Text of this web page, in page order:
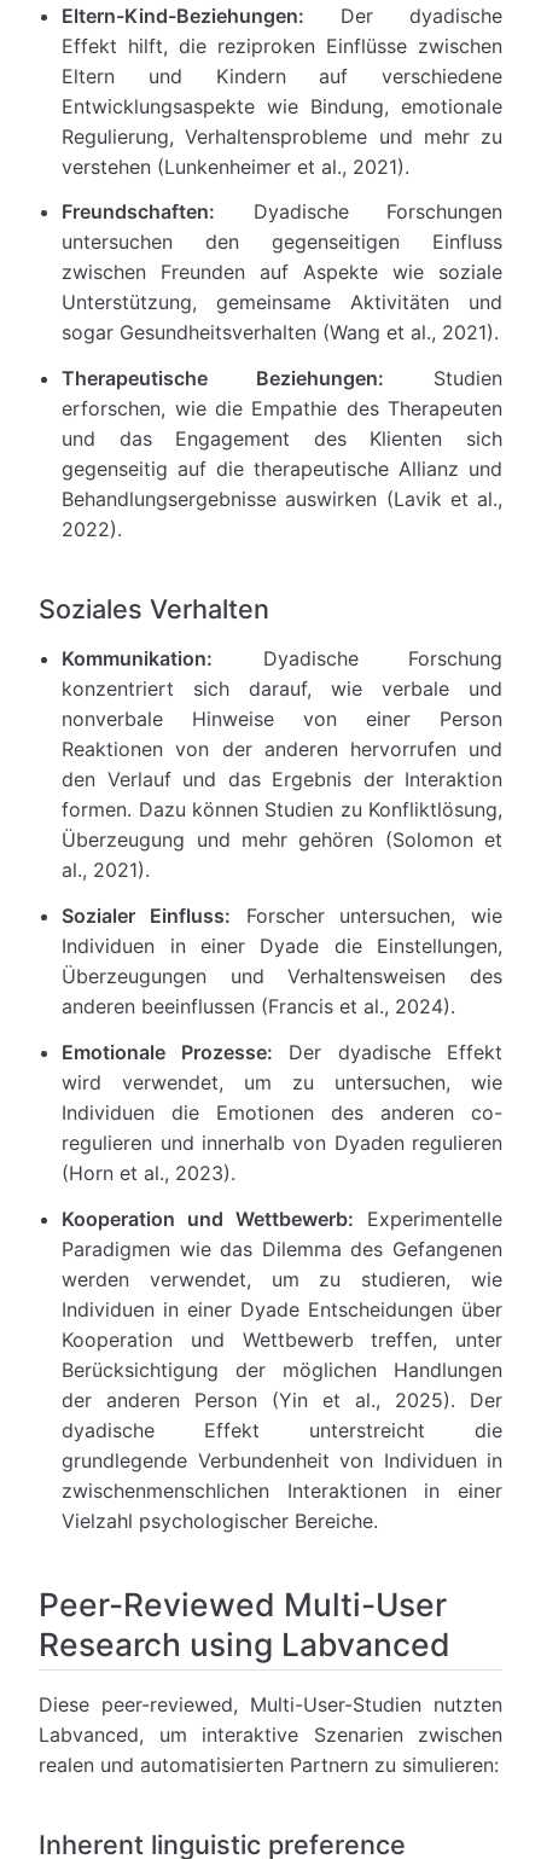
Eltern-Kind-Beziehungen: Der dyadische
Effekt hilft, die reziproken Einflüsse zwischen
Eltern und Kindern auf verschiedene
Entwicklungsaspekte wie Bindung, emotionale
Regulierung, Verhaltensprobleme und mehr zu
verstehen (Lunkenheimer et al., 2021).
Freundschaften: Dyadische Forschungen
untersuchen den gegenseitigen Einfluss
zwischen Freunden auf Aspekte wie soziale
Unterstützung, gemeinsame Aktivitäten und
sogar Gesundheitsverhalten (Wang et al., 2021).
Therapeutische Beziehungen: Studien
erforschen, wie die Empathie des Therapeuten
und das Engagement des Klienten sich
gegenseitig auf die therapeutische Allianz und
Behandlungsergebnisse auswirken (Lavik et al.,
2022).
Soziales Verhalten
Kommunikation: Dyadische Forschung
konzentriert sich darauf, wie verbale und
nonverbale Hinweise von einer Person
Reaktionen von der anderen hervorrufen und
den Verlauf und das Ergebnis der Interaktion
formen. Dazu können Studien zu Konfliktlösung,
Überzeugung und mehr gehören (Solomon et
al., 2021).
Sozialer Einfluss: Forscher untersuchen, wie
Individuen in einer Dyade die Einstellungen,
Überzeugungen und Verhaltensweisen des
anderen beeinflussen (Francis et al., 2024).
Emotionale Prozesse: Der dyadische Effekt
wird verwendet, um zu untersuchen, wie
Individuen die Emotionen des anderen co-
regulieren und innerhalb von Dyaden regulieren
(Horn et al., 2023).
Kooperation und Wettbewerb: Experimentelle
Paradigmen wie das Dilemma des Gefangenen
werden verwendet, um zu studieren, wie
Individuen in einer Dyade Entscheidungen über
Kooperation und Wettbewerb treffen, unter
Berücksichtigung der möglichen Handlungen
der anderen Person (Yin et al., 2025). Der
dyadische Effekt unterstreicht die
grundlegende Verbundenheit von Individuen in
zwischenmenschlichen Interaktionen in einer
Vielzahl psychologischer Bereiche.
Peer-Reviewed Multi-User
Research using Labvanced
Diese peer-reviewed, Multi-User-Studien nutzten
Labvanced, um interaktive Szenarien zwischen
realen und automatisierten Partnern zu simulieren:
Inherent linguistic preference